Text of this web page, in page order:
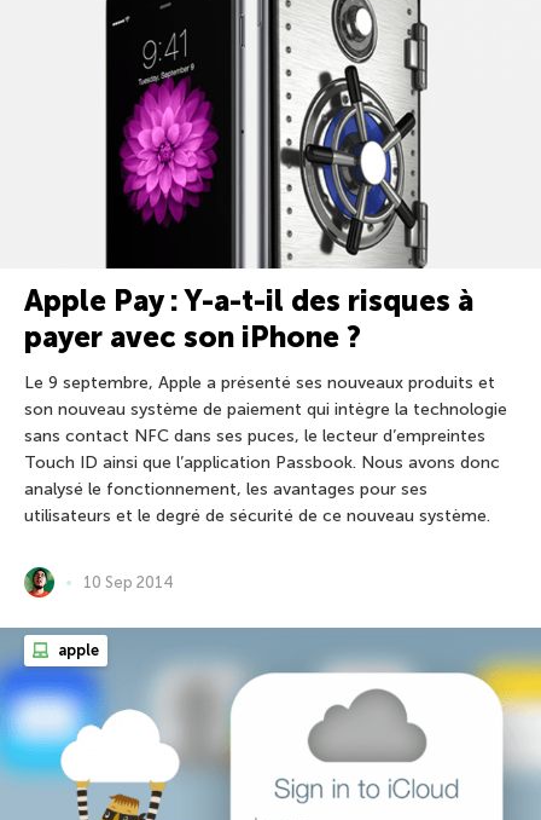
Apple Pay : Y-a-t-il des risques à
payer avec son iPhone ?
Le 9 septembre, Apple a présenté ses nouveaux produits et
son nouveau système de paiement qui intègre la technologie
sans contact NFC dans ses puces, le lecteur d’empreintes
Touch ID ainsi que l’application Passbook. Nous avons donc
analysé le fonctionnement, les avantages pour ses
utilisateurs et le degré de sécurité de ce nouveau système.
10 Sep 2014
apple